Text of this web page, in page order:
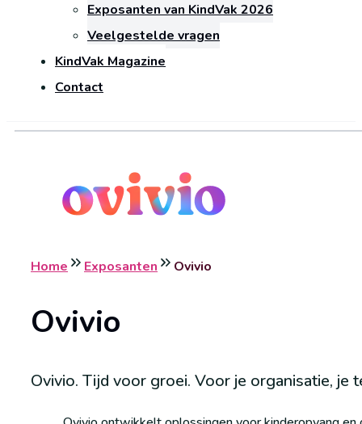
Exposanten van KindVak 2026
Veelgestelde vragen
KindVak Magazine
Contact
Home Exposanten Ovivio
Ovivio
Ovivio. Tijd voor groei. Voor je organisatie, je